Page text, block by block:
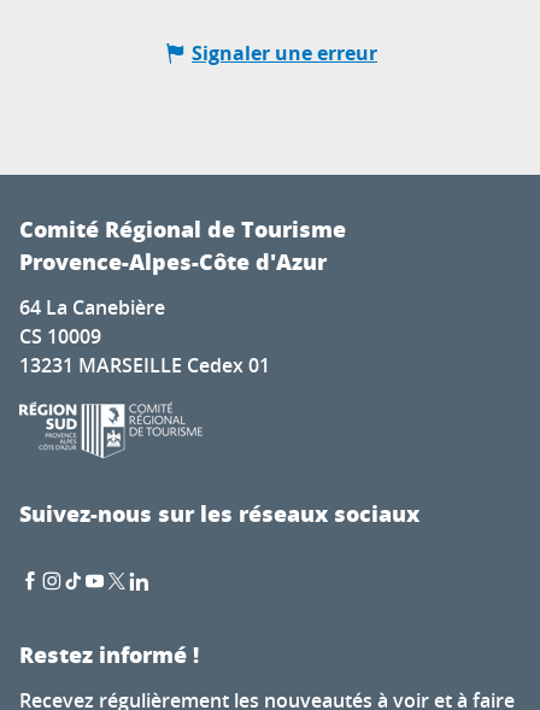
Signaler une erreur
Comité Régional de Tourisme
Provence-Alpes-Côte d'Azur
64 La Canebière
CS 10009
13231 MARSEILLE Cedex 01
Suivez-nous sur les réseaux sociaux
Restez informé !
Recevez régulièrement les nouveautés à voir et à faire